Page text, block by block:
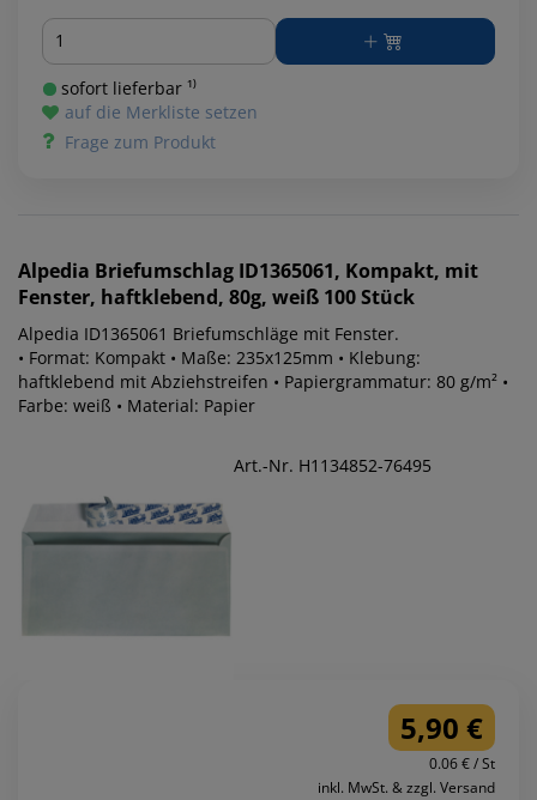
Menge
sofort lieferbar ¹⁾
auf die Merkliste setzen
Frage zum Produkt
Alpedia Briefumschlag ID1365061, Kompakt, mit
Fenster, haftklebend, 80g, weiß 100 Stück
Alpedia ID1365061 Briefumschläge mit Fenster.
• Format: Kompakt • Maße: 235x125mm • Klebung:
haftklebend mit Abziehstreifen • Papiergrammatur: 80 g/m² •
Farbe: weiß • Material: Papier
Art.-Nr. H1134852-76495
5,90 €
0.06 € / St
inkl. MwSt. & zzgl. Versand